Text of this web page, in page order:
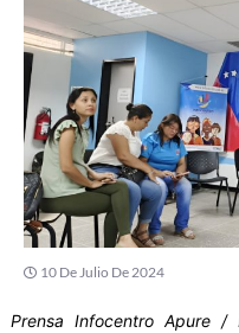
10 De Julio De 2024
Prensa Infocentro Apure /